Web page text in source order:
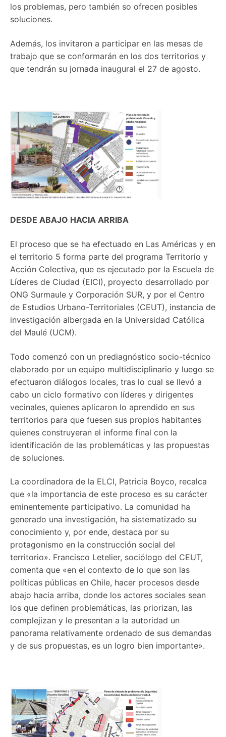
los problemas, pero también so ofrecen posibles
soluciones.
Además, los invitaron a participar en las mesas de
trabajo que se conformarán en los dos territorios y
que tendrán su jornada inaugural el 27 de agosto.
DESDE ABAJO HACIA ARRIBA
El proceso que se ha efectuado en Las Américas y en
el territorio 5 forma parte del programa Territorio y
Acción Colectiva, que es ejecutado por la Escuela de
Líderes de Ciudad (EICI), proyecto desarrollado por
ONG Surmaule y Corporación SUR, y por el Centro
de Estudios Urbano-Territoriales (CEUT), instancia de
investigación albergada en la Universidad Católica
del Maulé (UCM).
Todo comenzó con un prediagnóstico socio-técnico
elaborado por un equipo multidisciplinario y luego se
efectuaron diálogos locales, tras lo cual se llevó a
cabo un ciclo formativo con líderes y dirigentes
vecinales, quienes aplicaron lo aprendido en sus
territorios para que fuesen sus propios habitantes
quienes construyeran el informe final con la
identificación de las problemáticas y las propuestas
de soluciones.
La coordinadora de la ELCI, Patricia Boyco, recalca
que «la importancia de este proceso es su carácter
eminentemente participativo. La comunidad ha
generado una investigación, ha sistematizado su
conocimiento y, por ende, destaca por su
protagonismo en la construcción social del
territorio». Francisco Letelier, sociólogo del CEUT,
comenta que «en el contexto de lo que son las
políticas públicas en Chile, hacer procesos desde
abajo hacia arriba, donde los actores sociales sean
los que definen problemáticas, las priorizan, las
complejizan y le presentan a la autoridad un
panorama relativamente ordenado de sus demandas
y de sus propuestas, es un logro bien importante».